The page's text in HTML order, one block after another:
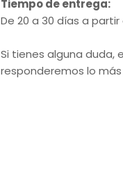
Tiempo de entrega:
De 20 a 30 días a
Si tienes alguna duda,
responderemos lo